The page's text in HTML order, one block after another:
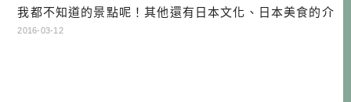
我都不知道的景點呢！其他還有日本文化、日本美食的介
紹，甚至還有教你做日本菜的食譜，內容真的可以說是非常
2016-03-12